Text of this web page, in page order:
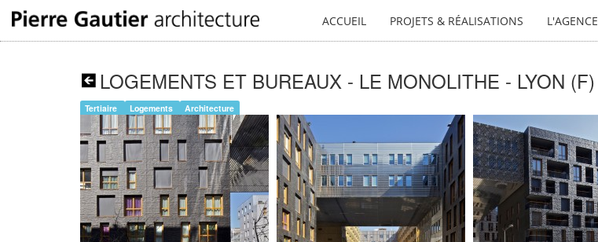
ACCUEIL PROJETS & RÉALISATIONS L'AGENCE
LOGEMENTS ET BUREAUX - LE MONOLITHE - LYON (F)
Tertiaire Logements Architecture